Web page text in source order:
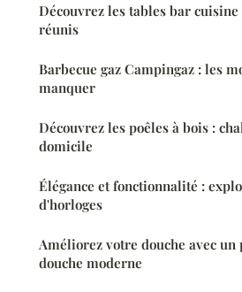
Découvrez les tables bar
réunis
Barbecue gaz Campingaz : les
manquer
Découvrez les poêles à bois :
domicile
Élégance et fonctionnalité :
d'horloges
Améliorez votre douche avec un
douche moderne